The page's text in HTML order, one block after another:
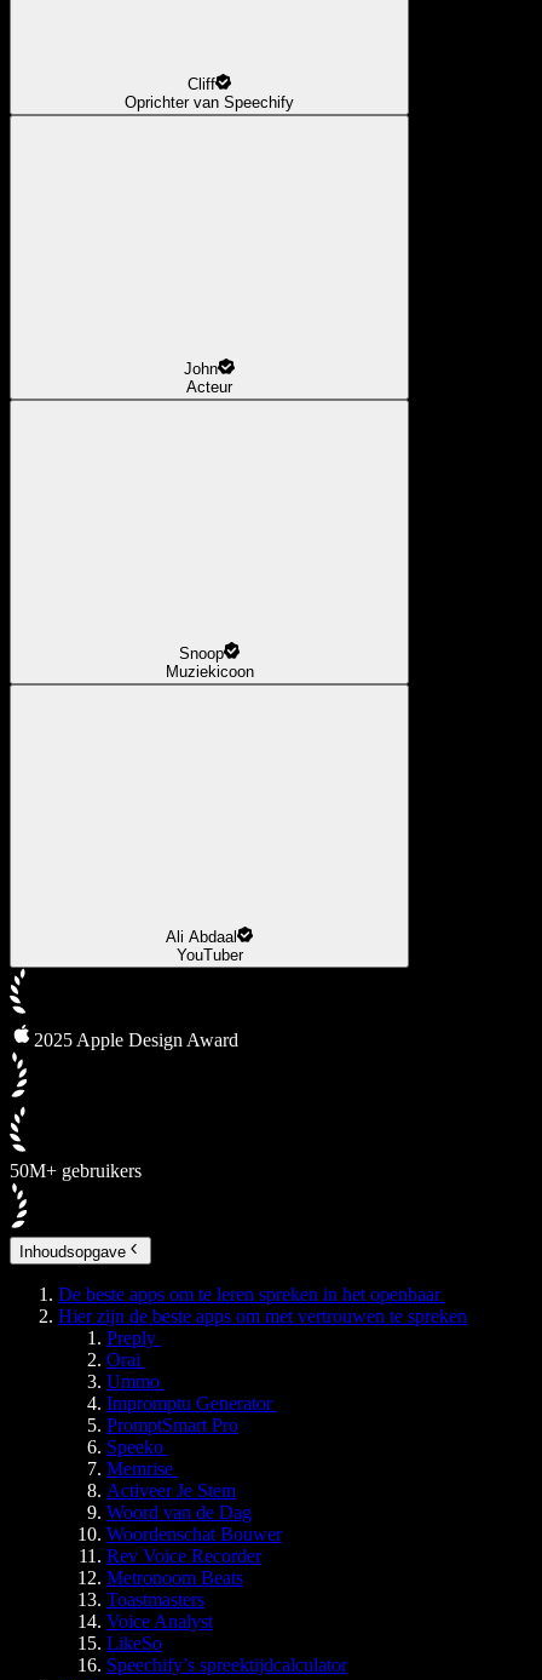
Cliff
Oprichter van Speechify
John
Acteur
Snoop
Muziekicoon
Ali Abdaal
YouTuber
2025 Apple Design Award
50M+ gebruikers
Inhoudsopgave
De beste apps om te leren spreken in het openbaar
Hier zijn de beste apps om met vertrouwen te spreken
Preply
Orai
Ummo
Impromptu Generator
PromptSmart Pro
Speeko
Memrise
Activeer Je Stem
Woord van de Dag
Woordenschat Bouwer
Rev Voice Recorder
Metronoom Beats
Toastmasters
Voice Analyst
LikeSo
Speechify’s spreektijdcalculator